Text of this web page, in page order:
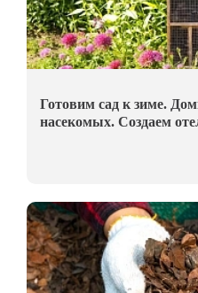
Готовим сад к зиме.
насекомых. Создаем